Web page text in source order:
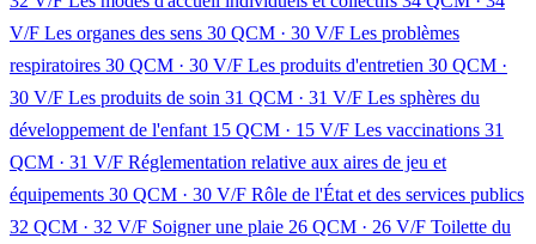
V/F Les organes des sens 30 QCM · 30 V/F Les problèmes
respiratoires 30 QCM · 30 V/F Les produits d'entretien 30 QCM ·
30 V/F Les produits de soin 31 QCM · 31 V/F Les sphères du
développement de l'enfant 15 QCM · 15 V/F Les vaccinations 31
QCM · 31 V/F Réglementation relative aux aires de jeu et
équipements 30 QCM · 30 V/F Rôle de l'État et des services publics
32 QCM · 32 V/F Soigner une plaie 26 QCM · 26 V/F Toilette du